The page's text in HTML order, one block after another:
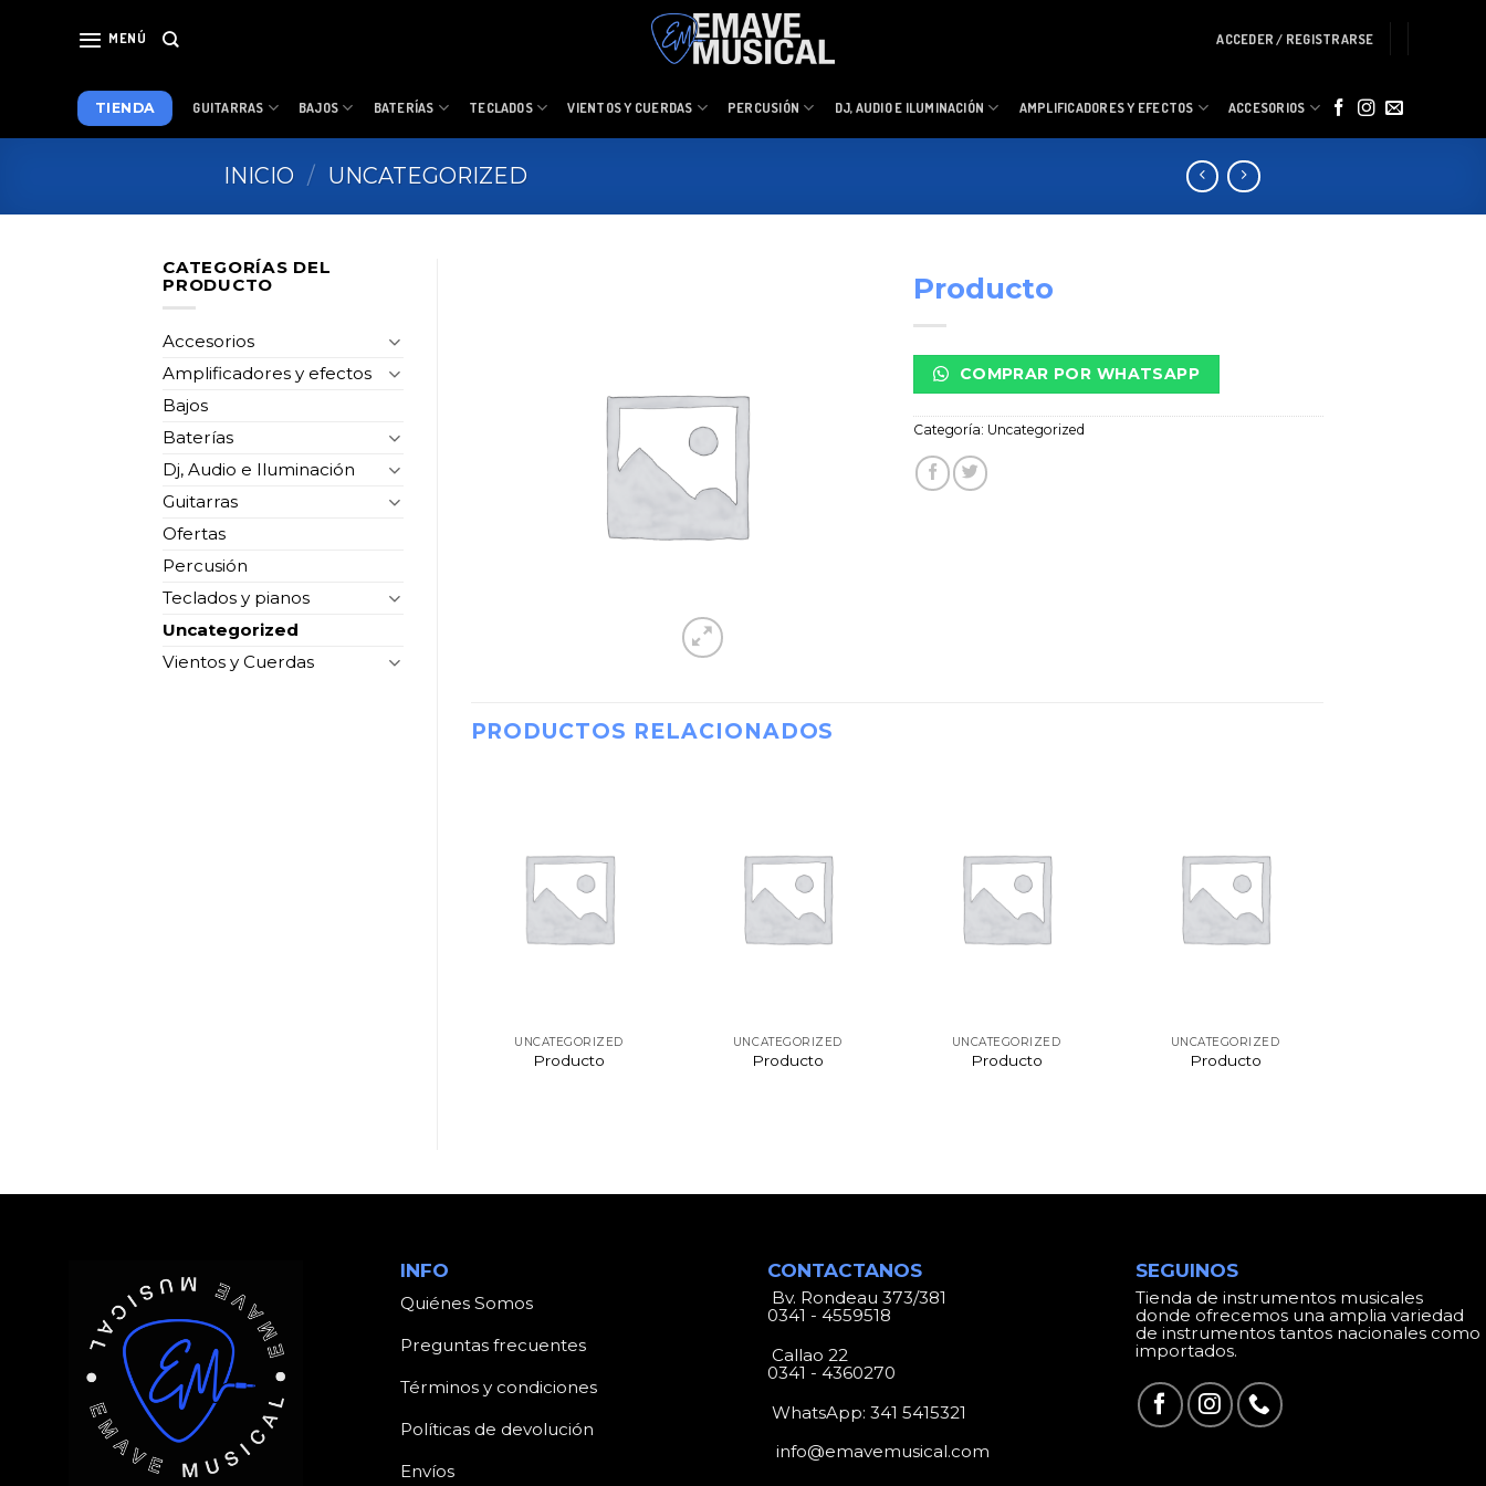
MENÚ ACCEDER / REGISTRARSE
TIENDA GUITARRAS BAJOS BATERÍAS TECLADOS VIENTOS Y CUERDAS PERCUSIÓN DJ, AUDIO E ILUMINACIÓN AMPLIFICADORES Y EFECTOS ACCESORIOS
INICIO / UNCATEGORIZED
CATEGORÍAS DEL
PRODUCTO
Accesorios
Amplificadores y efectos
Bajos
Baterías
Dj, Audio e Iluminación
Guitarras
Ofertas
Percusión
Teclados y pianos
Uncategorized
Vientos y Cuerdas
Producto
COMPRAR POR WHATSAPP
Categoría: Uncategorized
PRODUCTOS RELACIONADOS
UNCATEGORIZED
Producto
UNCATEGORIZED
Producto
UNCATEGORIZED
Producto
UNCATEGORIZED
Producto
INFO
Quiénes Somos
Preguntas frecuentes
Términos y condiciones
Políticas de devolución
Envíos
CONTACTANOS
Bv. Rondeau 373/381
0341 - 4559518
Callao 22
0341 - 4360270
WhatsApp:341 5415321
info@emavemusical.com
SEGUINOS
Tienda de instrumentos musicales
donde ofrecemos una amplia variedad
de instrumentos tantos nacionales como
importados.